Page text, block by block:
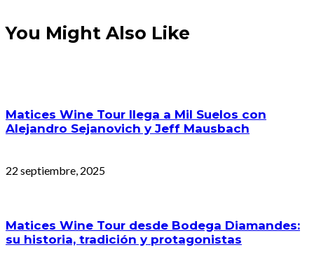
You Might Also Like
Matices Wine Tour llega a Mil Suelos con
Alejandro Sejanovich y Jeff Mausbach
22 septiembre, 2025
Matices Wine Tour desde Bodega Diamandes:
su historia, tradición y protagonistas